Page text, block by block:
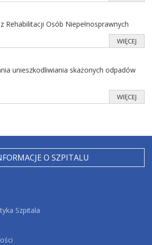
Rehabilitacji Osób Niepełnosprawnych
WIĘCEJ
unieszkodliwiania skażonych odpadów
WIĘCEJ
O SZPITALU
Szpitala